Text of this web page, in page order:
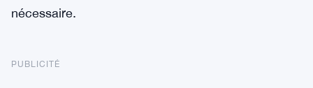
nécessaire.
PUBLICITÉ